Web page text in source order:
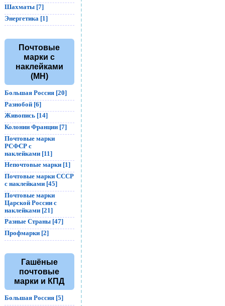
Шахматы [7]
Энергетика [1]
Почтовые
марки с
наклейками
(MH)
Большая Россия [20]
Разнобой [6]
Живопись [14]
Колонии Франции [7]
Почтовые марки
РСФСР с
наклейками [11]
Непочтовые марки [1]
Почтовые марки СССР
с наклейками [45]
Почтовые марки
Царской России с
наклейками [21]
Разные Страны [47]
Профмарки [2]
Гашёные
почтовые
марки и КПД
Большая Россия [5]